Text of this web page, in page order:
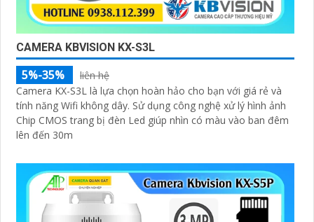
CAMERA KBVISION KX-S3L
5%-35%
liên hệ
Camera KX-S3L là lựa chọn hoàn hảo cho bạn với giá rẻ và
tính năng Wifi không dây. Sử dụng công nghệ xử lý hình ảnh
Chip CMOS trang bị đèn Led giúp nhìn có màu vào ban đêm
lên đến 30m